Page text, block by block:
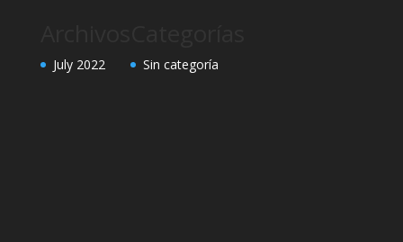
July 2022 Sin categoría